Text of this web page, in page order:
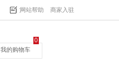
网站帮助 商家入驻
我的购物车
0